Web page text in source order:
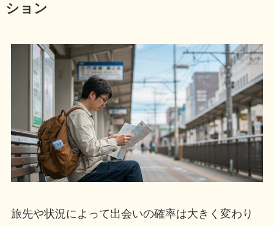
ション
旅先や状況によって出会いの確率は大きく変わり